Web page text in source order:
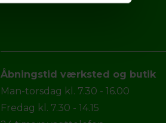
Åbningstid værksted og butik
Man-torsdag kl. 7.30 - 16.00
Fredag kl. 7.30 - 14.15